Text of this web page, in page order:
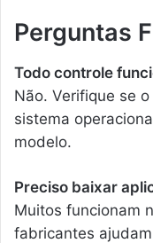
Perguntas
Todo controle
Não. Verifique se
sistema
modelo.
Preciso baixar
Muitos funcionam
fabricantes